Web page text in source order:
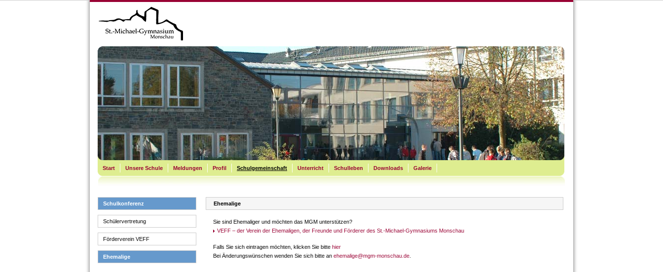
Ehemalige
Sie sind Ehemaliger und möchten das MGM unterstützen?
VEFF – der Verein der Ehemaligen, der Freunde und Förderer des St.-Michael-Gymnasiums Monschau
Falls Sie sich eintragen möchten, klicken Sie bitte hier
Bei Änderungswünschen wenden Sie sich bitte an ehemalige@mgm-monschau.de
Schulkonferenz
Schülervertretung
Förderverein VEFF
Ehemalige
Start Unsere Schule Meldungen Profil Schulgemeinschaft Unterricht Schulleben Downloads Galerie